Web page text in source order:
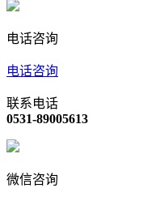
电话咨询
电话咨询
联系电话
0531-89005613
微信咨询